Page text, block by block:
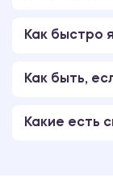
Как быстро
Как быть,
Какие есть